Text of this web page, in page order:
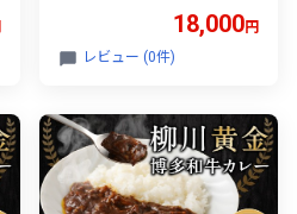
ー 国産 200g 8箱18,000円
レビュー (0件)